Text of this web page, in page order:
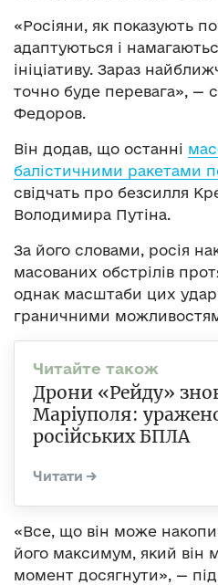
«Росіяни, як показують
адаптуються і
ініціативу. Зараз
точно буде перевага», —
Федоров.
Він додав, що останні
балістичними ракетами
свідчать про безсилля
Володимира Путіна.
За його словами, росія
масованих обстрілів
однак масштаби цих
граничними
Дрони «Рейду»
Маріуполя:
російських БПЛА
«Все, що він може
його максимум, який він
момент досягнути», —